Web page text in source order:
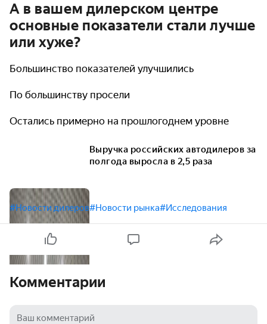
А в вашем дилерском центре
основные показатели стали лучше
или хуже?
Большинство показателей улучшились
По большинству просели
Остались примерно на прошлогоднем уровне
Выручка российских автодилеров за
полгода выросла в 2,5 раза
#Новости дилеров#Новости рынка#Исследования
Комментарии